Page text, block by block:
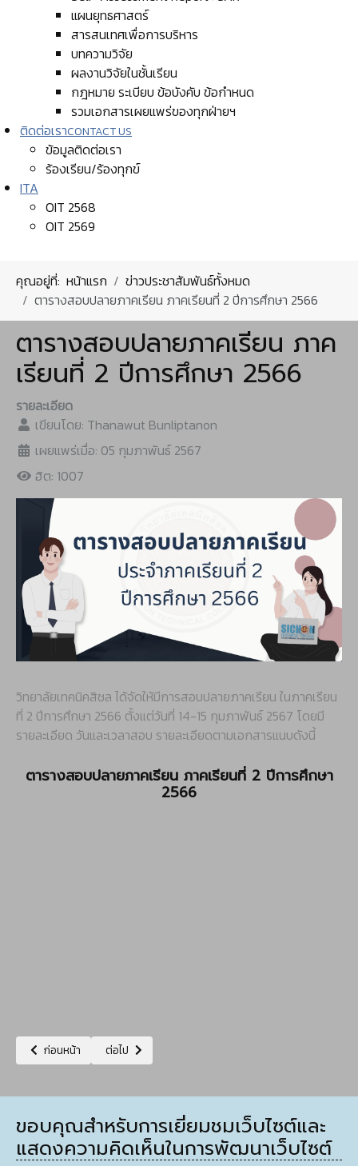
แผนยุทธศาสตร์
สารสนเทศเพื่อการบริหาร
บทความวิจัย
ผลงานวิจัยในชั้นเรียน
กฎหมาย ระเบียบ ข้อบังคับ ข้อกำหนด
รวมเอกสารเผยแพร่ของทุกฝ่ายฯ
ติดต่อเราCONTACT US
ข้อมูลติดต่อเรา
ร้องเรียน/ร้องทุกข์
ITA
OIT 2568
OIT 2569
คุณอยู่ที่: หน้าแรก
ข่าวประชาสัมพันธ์ทั้งหมด
ตารางสอบปลายภาคเรียน ภาคเรียนที่ 2 ปีการศึกษา 2566
ตารางสอบปลายภาคเรียน ภาค
เรียนที่ 2 ปีการศึกษา 2566
รายละเอียด
เขียนโดย: Thanawut Bunliptanon
เผยแพร่เมื่อ: 05 กุมภาพันธ์ 2567
ฮิต: 1007
วิทยาลัยเทคนิคสิชล ได้จัดให้มีการสอบปลายภาคเรียน ในภาคเรียน
ที่ 2 ปีการศึกษา 2566 ตั้งแต่วันที่ 14-15 กุมภาพันธ์ 2567 โดยมี
รายละเอียด วันและเวลาสอบ รายละเอียดตามเอกสารแนบดังนี้
ตารางสอบปลายภาคเรียน ภาคเรียนที่ 2 ปีการศึกษา
2566
เนื้อหาก่อนหน้า: ตารางสอบปลายภาคเรียน ภาคเรียนที่ 1 ปีการศึกษา 2566
ก่อนหน้า เนื้อหาถัดไป: นโยบายไม่รับของขวัญและของกำนัลทุกชนิ
ต่อไป
ขอบคุณสำหรับการเยี่ยมชมเว็บไซต์และ
แสดงความคิดเห็นในการพัฒนาเว็บไซต์